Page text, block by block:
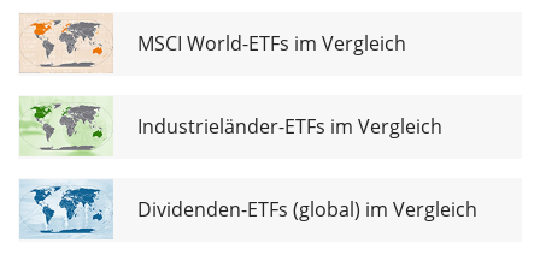
MSCI World-ETFs im Vergleich
Industrieländer-ETFs im Vergleich
Dividenden-ETFs (global) im Vergleich